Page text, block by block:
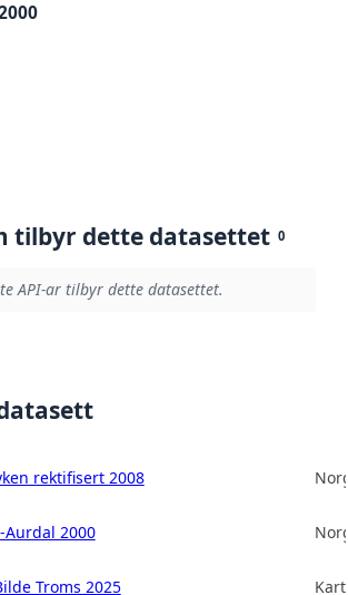
tilbyr dette datasettet 0
API-ar tilbyr dette datasettet.
rektifisert 2008
2000
Troms 2025